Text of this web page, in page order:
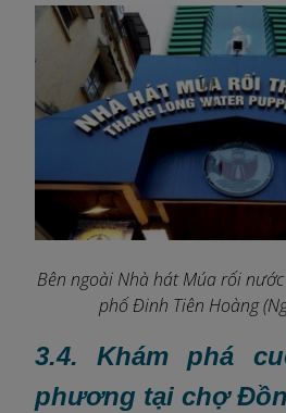
Bên ngoài Nhà hát Múa rối
phố Đinh Tiên Hoàng
3.4. Khám phá
phương tại chợ